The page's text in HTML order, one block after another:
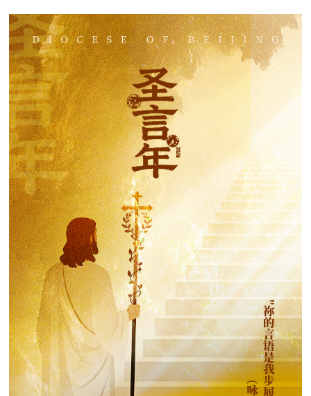
艺术欣赏
服务中心
政策法规
时事新闻